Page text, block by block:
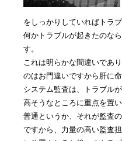
をしっかりしていればトラ
何かトラブルが起きたのな
す。
これは明らかな間違いであ
のはお門違いですから肝に
システム監査は、トラブル
高そうなところに重点を置
普通というか、それが監査
ですから、力量の高い監査